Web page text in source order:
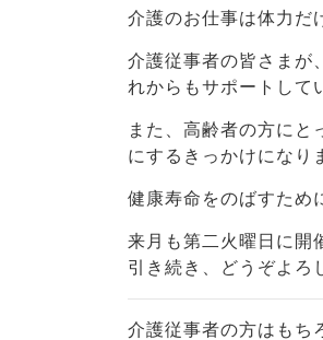
介護のお仕事は体力だ
介護従事者の皆さまが
れからもサポートして
また、高齢者の方にと
にするきっかけになり
健康寿命をのばすため
来月も第二火曜日に開
引き続き、どうぞよろ
介護従事者の方はもち